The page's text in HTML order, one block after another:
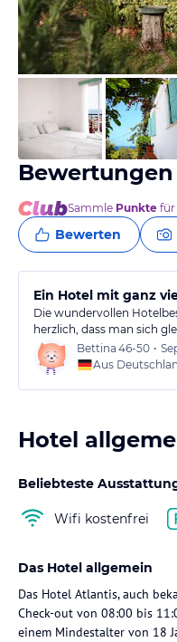
von Booking.com
Bewertungen
Sammle Punkte für
Bewerten
Ein Hotel mit ganz
Die wundervollen
herzlich, dass man sich
Bettina 46-50 •
Aus
Hotel
Beliebteste
Wifi kostenfrei
Das Hotel allgemein
Das Hotel Atlantis, auch
Check-out von 08:00 bis
einem Mindestalter von 18